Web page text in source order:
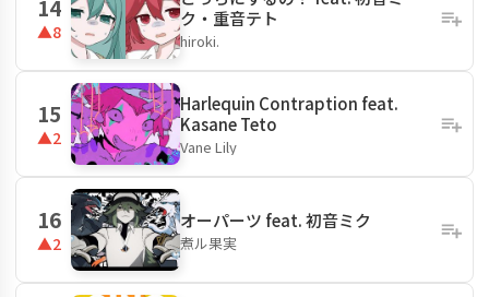
14
▲8
ク・重音テト
hiroki.
15
▲2
Harlequin Contraption feat.
Kasane Teto
Vane Lily
16
▲2
オーパーツ feat. 初音ミク
煮ル果実